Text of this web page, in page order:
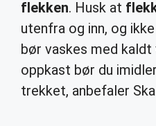
flekken. Husk at
utenfra og inn, og
bør vaskes med kaldt
oppkast bør du
trekket, anbefaler